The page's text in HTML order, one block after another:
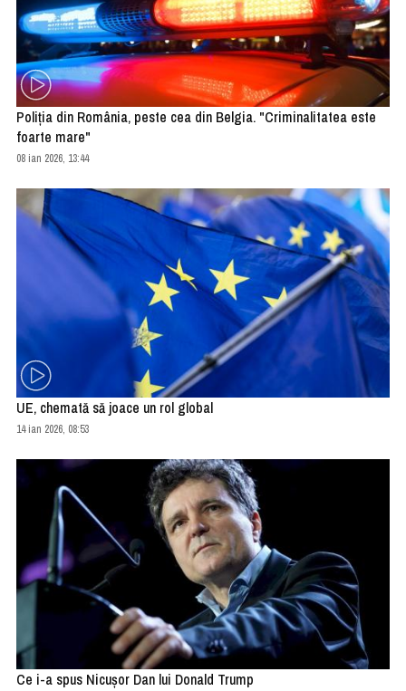
Poliţia din România, peste cea din Belgia. "Criminalitatea este
foarte mare"
08 ian 2026, 13:44
UE, chemată să joace un rol global
14 ian 2026, 08:53
Ce i-a spus Nicușor Dan lui Donald Trump